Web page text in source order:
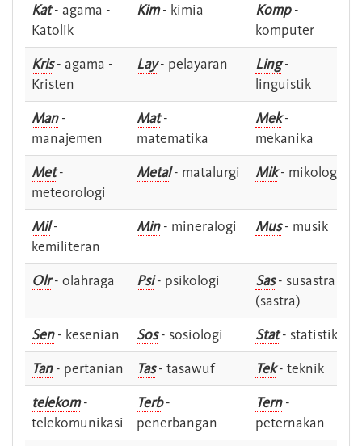
Kat- agama -
Katolik
Kim- kimia Komp-
komputer
Kris- agama -
Kristen
Lay- pelayaran Ling-
linguistik
Man-
manajemen
Mat-
matematika
Mek-
mekanika
Met-
meteorologi
Metal- matalurgi Mik- mikologi
Mil-
kemiliteran
Min- mineralogi Mus- musik
Olr- olahraga Psi- psikologi Sas- susastra -
(sastra)
Sen- kesenian Sos- sosiologi Stat- statistik
Tan- pertanian Tas- tasawuf Tek- teknik
telekom-
telekomunikasi
Terb-
penerbangan
Tern-
peternakan